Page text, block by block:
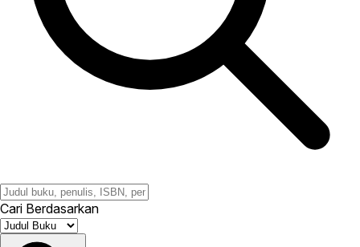
Cari Berdasarkan